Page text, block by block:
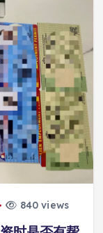
840 views